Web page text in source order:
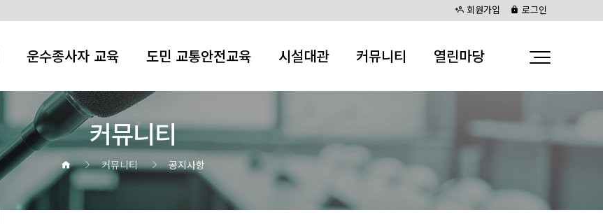
회원가입 로그인
운수종사자 교육 도민 교통안전교육 시설대관 커뮤니티 열린마당
커뮤니티
커뮤니티 공지사항